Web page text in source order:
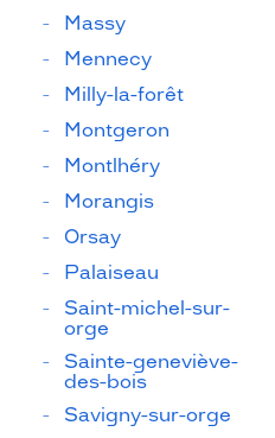
Massy
Mennecy
Milly-la-forêt
Montgeron
Montlhéry
Morangis
Orsay
Palaiseau
Saint-michel-sur-
orge
Sainte-geneviève-
des-bois
Savigny-sur-orge